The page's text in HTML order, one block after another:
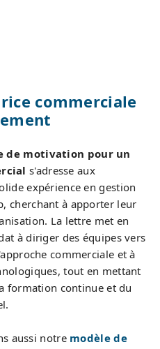
commerciale
de motivation pour un
s'adresse aux
expérience en gestion
cherchant à apporter leur
La lettre met en
à diriger des équipes vers
commerciale et à
tout en mettant
formation continue et du
aussi notre modèle de